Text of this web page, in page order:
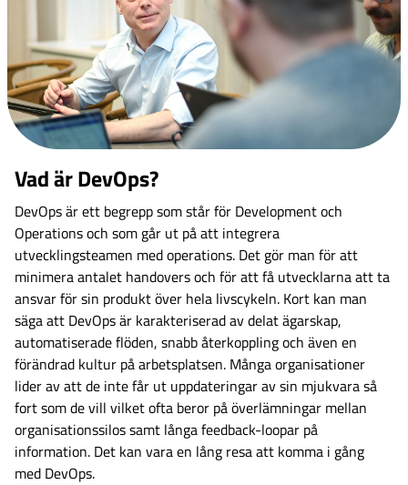
Vad är DevOps?
DevOps är ett begrepp som står för Development och
Operations och som går ut på att integrera
utvecklingsteamen med operations. Det gör man för att
minimera antalet handovers och för att få utvecklarna att ta
ansvar för sin produkt över hela livscykeln. Kort kan man
säga att DevOps är karakteriserad av delat ägarskap,
automatiserade flöden, snabb återkoppling och även en
förändrad kultur på arbetsplatsen. Många organisationer
lider av att de inte får ut uppdateringar av sin mjukvara så
fort som de vill vilket ofta beror på överlämningar mellan
organisationssilos samt långa feedback-loopar på
information. Det kan vara en lång resa att komma i gång
med DevOps.